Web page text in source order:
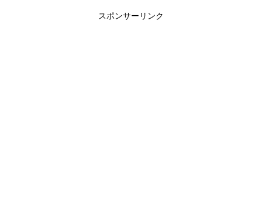
スポンサーリンク